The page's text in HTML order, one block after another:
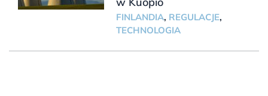
FINLANDIA, REGULACJE,
TECHNOLOGIA